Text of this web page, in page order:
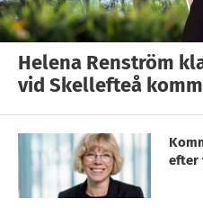
Helena Renström
vid Skellefteå
efter